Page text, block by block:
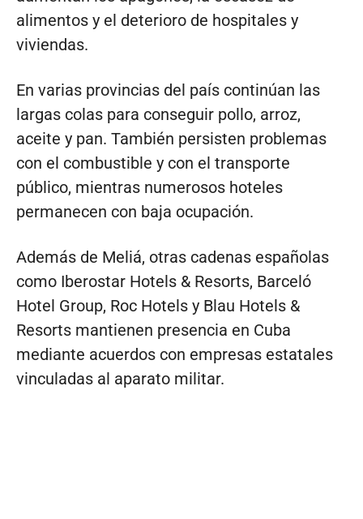
alimentos y el deterioro de hospitales y
viviendas.
En varias provincias del país continúan las
largas colas para conseguir pollo, arroz,
aceite y pan. También persisten problemas
con el combustible y con el transporte
público, mientras numerosos hoteles
permanecen con baja ocupación.
Además de Meliá, otras cadenas españolas
como Iberostar Hotels & Resorts, Barceló
Hotel Group, Roc Hotels y Blau Hotels &
Resorts mantienen presencia en Cuba
mediante acuerdos con empresas estatales
vinculadas al aparato militar.